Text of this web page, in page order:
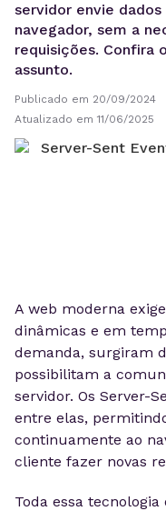
servidor envie
navegador, sem a
requisições. Confira
assunto.
Publicado em 20/09/2024
Atualizado em 11/06/2025
A web moderna
dinâmicas e em
demanda, surgiram
possibilitam a
servidor. Os Server-
entre elas,
continuamente ao
cliente fazer novas
Toda essa